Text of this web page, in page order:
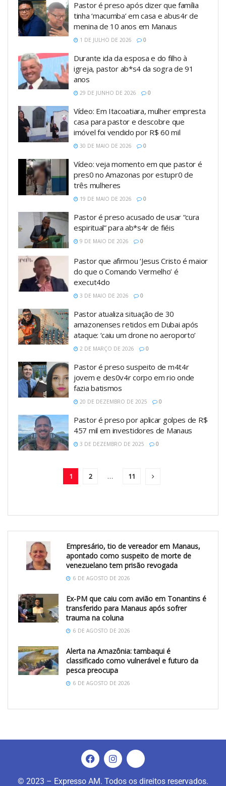
Pastor é preso após dizer que família
tinha ‘macumba’ em casa e abus4r de
menina de 10 anos em Manaus
1 DE JULHO DE 2026 0
Durante ida da esposa e do filho à
igreja, pastor ab*s4 da sogra de 91
anos
29 DE JUNHO DE 2026 0
Vídeo: Em Itacoatiara, mulher empresta
casa para pastor e descobre que
imóvel foi vendido por R$ 60 mil
30 DE MAIO DE 2026 0
Vídeo: veja momento em que pastor é
pres0 no Amazonas por estupr0 de
três mulheres
19 DE MAIO DE 2026 0
Pastor é preso acusado de usar “cura
espiritual” para ab*s4r de fiéis
9 DE MAIO DE 2026 0
Pastor que afirmou ‘Jesus Cristo é maior
do que o Comando Vermelho’ é
execut4do
3 DE MAIO DE 2026 0
Pastor atualiza situação de 30
amazonenses retidos em Dubai após
ataque: ‘caiu um drone no aeroporto’
2 DE MARÇO DE 2026 0
Pastor é preso suspeito de m4t4r
jovem e des0v4r corpo em rio onde
fazia batismos
20 DE DEZEMBRO DE 2025 0
Pastor é preso por aplicar golpes de R$
457 mil em investidores de Manaus
3 DE DEZEMBRO DE 2025 0
1 2 … 11
Empresário, tio de vereador em Manaus,
apontado como suspeito de morte de
venezuelano tem prisão revogada
6 DE AGOSTO DE 2026
Ex-PM que caiu com avião em Tonantins é
transferido para Manaus após sofrer
trauma na coluna
6 DE AGOSTO DE 2026
Alerta na Amazônia: tambaqui é
classificado como vulnerável e futuro da
pesca preocupa
6 DE AGOSTO DE 2026
© 2023 – Expresso AM. Todos os direitos reservados.